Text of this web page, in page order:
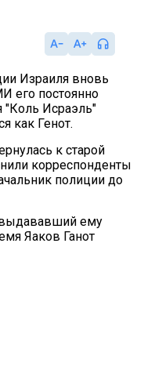
Израиля вновь
его постоянно
"Коль Исраэль"
как Генот.
к старой
корреспонденты
полиции до
выдававший ему
Яаков Ганот